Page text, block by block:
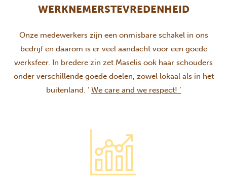
WERKNEMERSTEVREDENHEID
Onze medewerkers zijn een onmisbare schakel in ons
bedrijf en daarom is er veel aandacht voor een goede
werksfeer. In bredere zin zet Maselis ook haar schouders
onder verschillende goede doelen, zowel lokaal als in het
buitenland. ‘ We care and we respect! ’